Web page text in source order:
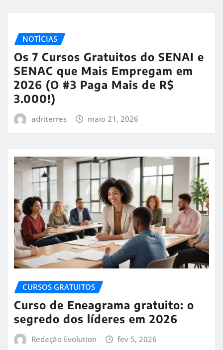
NOTÍCIAS
Os 7 Cursos Gratuitos do SENAI e
SENAC que Mais Empregam em
2026 (O #3 Paga Mais de R$
3.000!)
adriterres maio 21, 2026
CURSOS GRATUITOS
Curso de Eneagrama gratuito: o
segredo dos líderes em 2026
Redação Evolution fev 5, 2026